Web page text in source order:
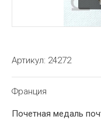
Артикул: 24272
Франция
Почетная медаль